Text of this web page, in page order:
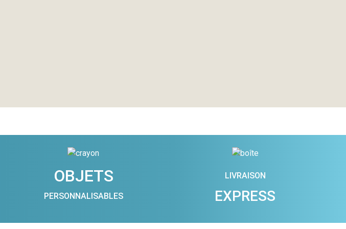
OBJETS
PERSONNALISABLES
LIVRAISON
EXPRESS